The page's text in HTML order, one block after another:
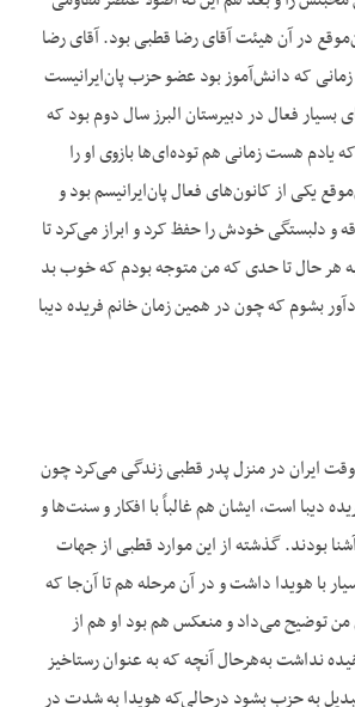
در آن هیئت آقای رضا قطبی بود. آقای رضا
که دانش‌آموز بود عضو حزب پان‌ایرانیست
بسیار فعال در دبیرستان البرز سال دوم بود که
یادم هست زمانی هم توده‌ای‌ها بازوی او را
یکی از کانون‌های فعال پان‌ایرانیسم بود و
و دلبستگی خودش را حفظ کرد و ابراز می‌کرد تا
هر حال تا حدی که من متوجه بودم که خوب بد
بشوم که چون در همین زمان خانم فریده دیبا
ایران در منزل پدر قطبی زندگی می‌کرد چون
دیبا است، ایشان هم غالباً با افکار و سنت‌ها و
بودند. گذشته از این موارد قطبی از جهات
با هویدا داشت و در آن مرحله هم تا آن‌جا که
توضیح می‌داد و منعکس هم بود او هم از
جمله کسانی بود که عقیده نداشت به‌هرحال آن‎چه که به عنوان رستاخیز
به حزب بشود درحالی‌که هویدا به شدت در